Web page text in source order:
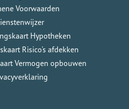
Voorwaarden
Hypotheken
Risico's afdekken
Vermogen opbouwen